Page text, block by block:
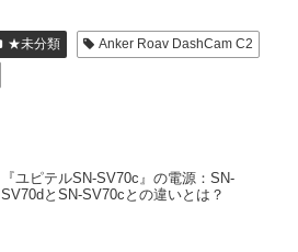
★未分類
Anker Roav DashCam C2
『ユピテルSN-SV70c』の電源：SN-
SV70dとSN-SV70cとの違いとは？